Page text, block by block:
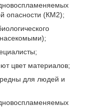
опасности (КМ2);
цвет материалов;
для людей и